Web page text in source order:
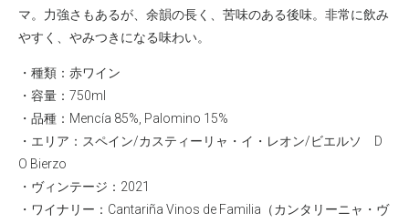
マ。力強さもあるが、余韻の長く、苦味のある後味。非常に飲み
やすく、やみつきになる味わい。
・種類：赤ワイン
・容量：750ml
・品種：Mencía 85%, Palomino 15%
・エリア：スペイン/カスティーリャ・イ・レオン/ビエルソ D
O Bierzo
・ヴィンテージ：2021
・ワイナリー： Cantariña Vinos de Familia（カンタリーニャ・ヴ